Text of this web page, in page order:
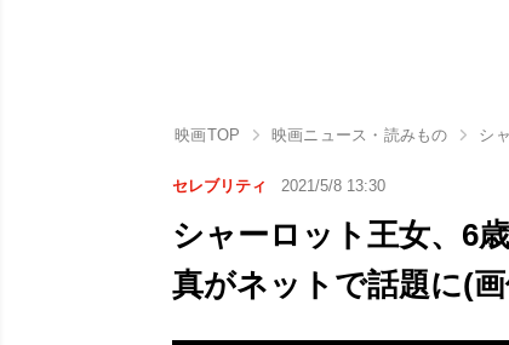
映画TOP 映画ニュース・読みもの シ
セレブリティ 2021/5/8 13:30
シャーロット王女、6
真がネットで話題に(